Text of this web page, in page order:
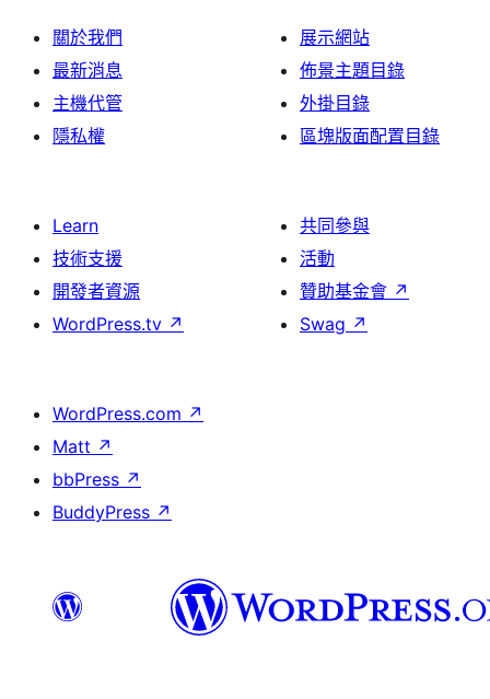
關於我們
最新消息
主機代管
隱私權
展示網站
佈景主題目錄
外掛目錄
區塊版面配置目錄
Learn
技術支援
開發者資源
WordPress.tv ↗
共同參與
活動
贊助基金會 ↗
Swag ↗
WordPress.com ↗
Matt ↗
bbPress ↗
BuddyPress ↗